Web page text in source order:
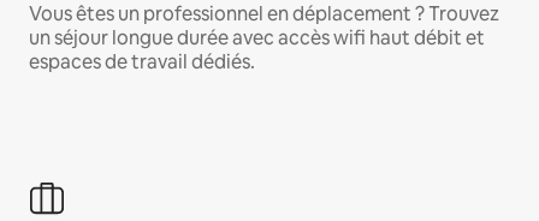
Vous êtes un professionnel en déplacement ? Trouvez
un séjour longue durée avec accès wifi haut débit et
espaces de travail dédiés.